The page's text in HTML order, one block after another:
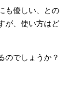
も優しい、との
が、使い方はど
のでしょうか？